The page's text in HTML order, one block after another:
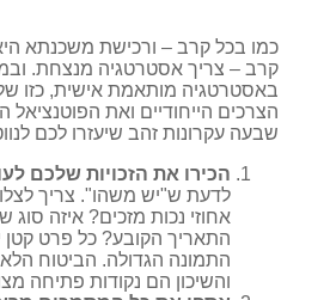
כמו בכל קרב – ורכישת משכנתא
קרב – צריך אסטרטגיה מנצחת.
באסטרטגיה מותאמת אישית, כזו
הצרכים הייחודיים ואת
שבעה עקרונות זהב שיעזרו לכם
הכירו את הזכויות שלכם
לדעת ש"יש משהו". צריך
אחוזי נכות מזכים? איזה
התאריך הקובע? כל פרט קטן
התמונה הגדולה. הביטוח
והשיכון הם נקודות פתיחה